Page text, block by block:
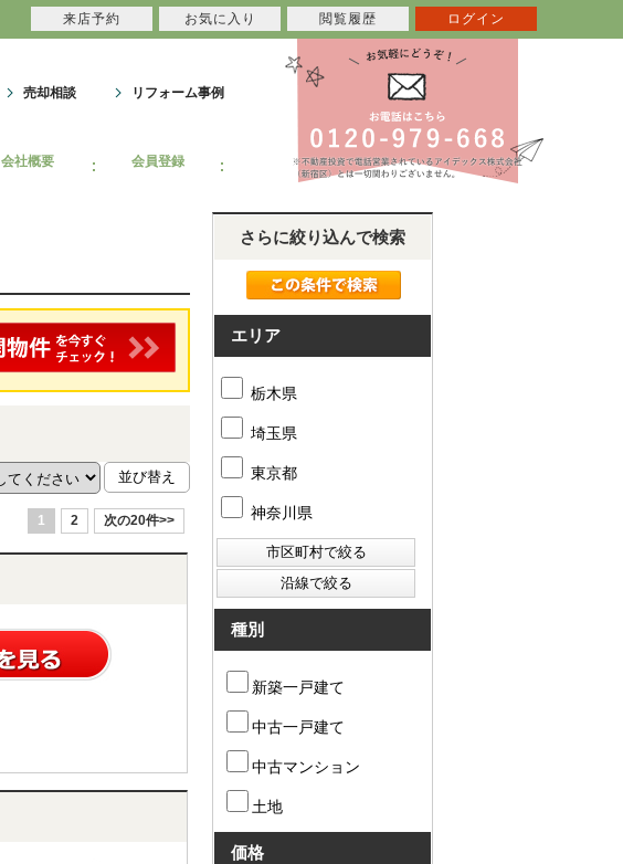
売却相談 リフォーム事例
会社概要 会員登録
1 2 次の20件>>
さらに絞り込んで検索
エリア
栃木県
埼玉県
東京都
神奈川県
種別
新築一戸建て
中古一戸建て
中古マンション
土地
価格
来店予約 お気に入り 閲覧履歴 ログイン